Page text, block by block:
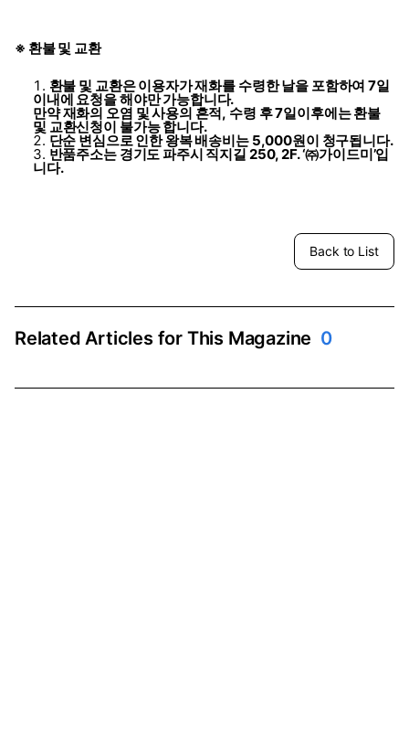
※ 환불 및 교환
환불 및 교환은 이용자가 재화를 수령한 날을 포함하여 7일
이내에 요청을 해야만 가능합니다.
만약 재화의 오염 및 사용의 흔적, 수령 후 7일이후에는 환불
및 교환신청이 불가능 합니다.
단순 변심으로 인한 왕복 배송비는 5,000원이 청구됩니다.
반품주소는 경기도 파주시 직지길 250, 2F. ‘㈜가이드미’입
니다.
Back to List
Related Articles for This Magazine 0